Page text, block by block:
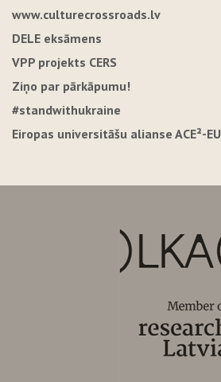
www.culturecrossroads.lv
DELE eksāmens
VPP projekts CERS
Ziņo par pārkāpumu!
#standwithukraine
Eiropas universitāšu alianse ACE²-EU